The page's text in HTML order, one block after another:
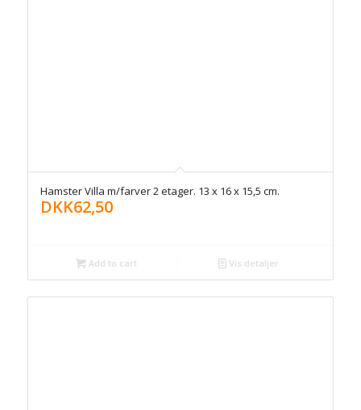
Hamster Villa m/farver 2 etager. 13 x 16 x 15,5 cm.
DKK62,50
Add to cart Vis detaljer